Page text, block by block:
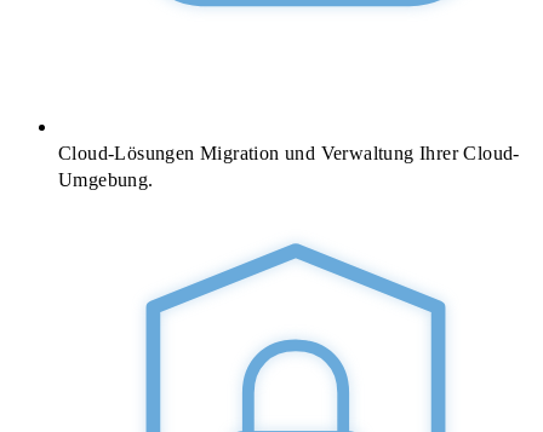
Cloud-LösungenMigration und Verwaltung Ihrer Cloud-
Umgebung.